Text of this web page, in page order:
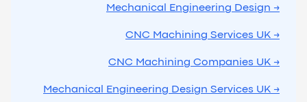
→ Mechanical Engineering Design
→ CNC Machining Services UK
→ CNC Machining Companies UK
→ Mechanical Engineering Design Services UK